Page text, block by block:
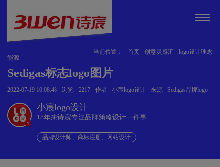
当前位置： 首页 创意灵感汇
logo设计理念
能源
Sedigas标志logo图片
2022-07-19 10:08:48 浏览 2217 作者 小宸logo设计 来源 Sedigas品牌logo
v
小宸logo设计
18年来诗宸专注品牌策略设计一件事
品牌设计师、商标注册、网站设计